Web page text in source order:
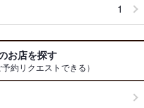
1
お店を探す
約リクエストできる）